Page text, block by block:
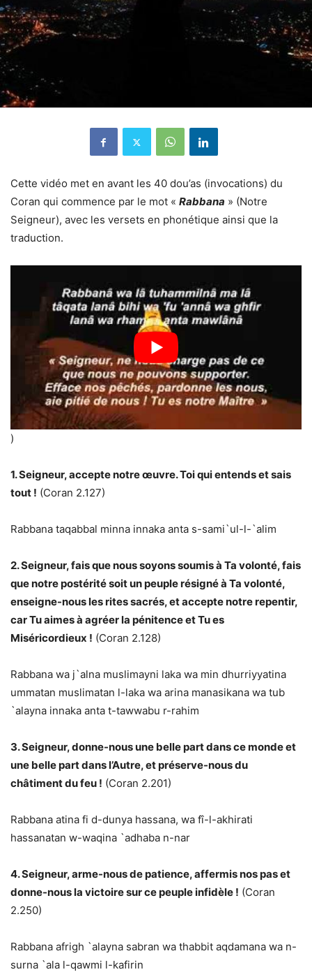
Cette vidéo met en avant les 40 dou’as (invocations) du
Coran qui commence par le mot « Rabbana » (Notre
Seigneur), avec les versets en phonétique ainsi que la
traduction.
)
1. Seigneur, accepte notre œuvre. Toi qui entends et sais
tout ! (Coran 2.127)
Rabbana taqabbal minna innaka anta s-sami`ul-l-`alim
2. Seigneur, fais que nous soyons soumis à Ta volonté, fais
que notre postérité soit un peuple résigné à Ta volonté,
enseigne-nous les rites sacrés, et accepte notre repentir,
car Tu aimes à agréer la pénitence et Tu es
Miséricordieux ! (Coran 2.128)
Rabbana wa j`alna muslimayni laka wa min dhurriyyatina
ummatan muslimatan l-laka wa arina manasikana wa tub
`alayna innaka anta t-tawwabu r-rahim
3. Seigneur, donne-nous une belle part dans ce monde et
une belle part dans l’Autre, et préserve-nous du
châtiment du feu ! (Coran 2.201)
Rabbana atina fi d-dunya hassana, wa fî-l-akhirati
hassanatan w-waqina `adhaba n-nar
4. Seigneur, arme-nous de patience, affermis nos pas et
donne-nous la victoire sur ce peuple infidèle ! (Coran
2.250)
Rabbana afrigh `alayna sabran wa thabbit aqdamana wa n-
surna `ala l-qawmi l-kafirin